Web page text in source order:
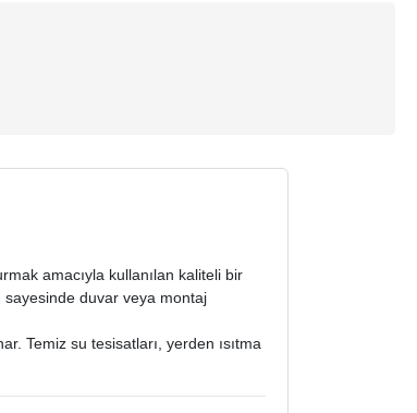
amacıyla kullanılan kaliteli bir
sayesinde duvar veya montaj
Temiz su tesisatları, yerden ısıtma